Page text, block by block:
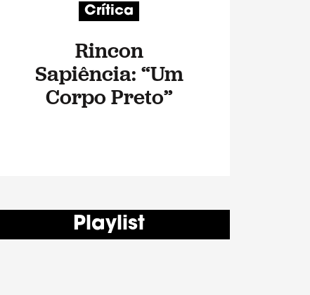
Crítica
Rincon
Sapiência: “Um
Corpo Preto”
Playlist